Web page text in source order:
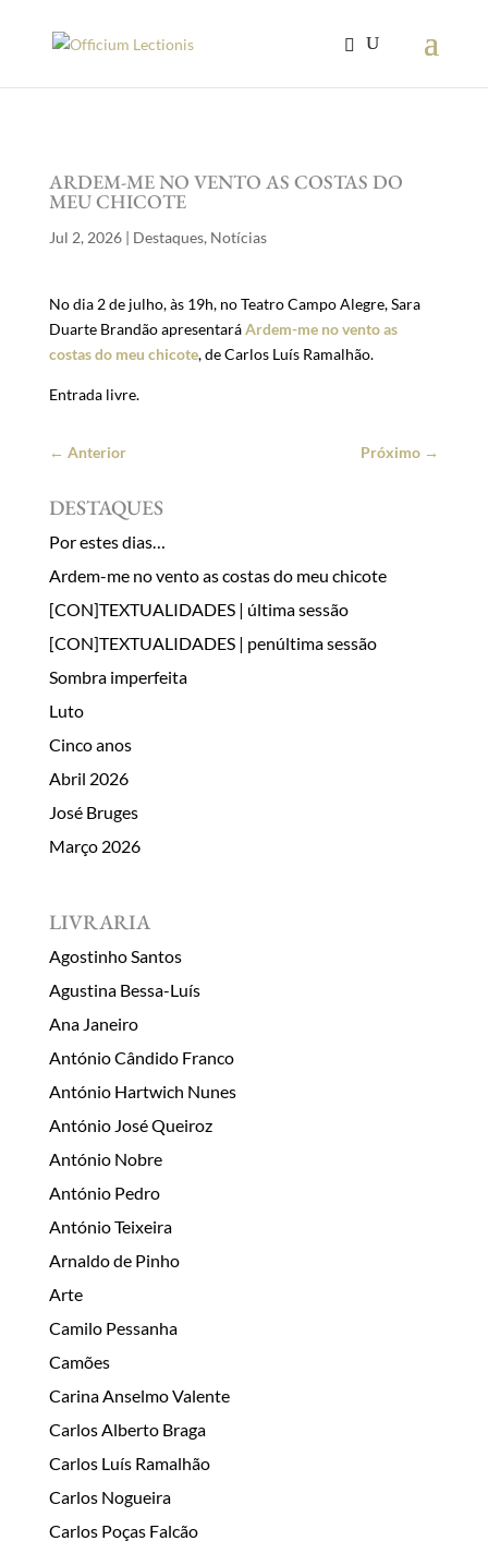
ARDEM-ME NO VENTO AS COSTAS DO
MEU CHICOTE
Jul 2, 2026| Destaques, Notícias
No dia 2 de julho, às 19h, no Teatro Campo Alegre, Sara
Duarte Brandão apresentaráArdem-me no vento as
costas do meu chicote, de Carlos Luís Ramalhão.
Entrada livre.
← Anterior Próximo →
DESTAQUES
Por estes dias…
Ardem-me no vento as costas do meu chicote
[CON]TEXTUALIDADES | última sessão
[CON]TEXTUALIDADES | penúltima sessão
Sombra imperfeita
Luto
Cinco anos
Abril 2026
José Bruges
Março 2026
LIVRARIA
Agostinho Santos
Agustina Bessa-Luís
Ana Janeiro
António Cândido Franco
António Hartwich Nunes
António José Queiroz
António Nobre
António Pedro
António Teixeira
Arnaldo de Pinho
Arte
Camilo Pessanha
Camões
Carina Anselmo Valente
Carlos Alberto Braga
Carlos Luís Ramalhão
Carlos Nogueira
Carlos Poças Falcão